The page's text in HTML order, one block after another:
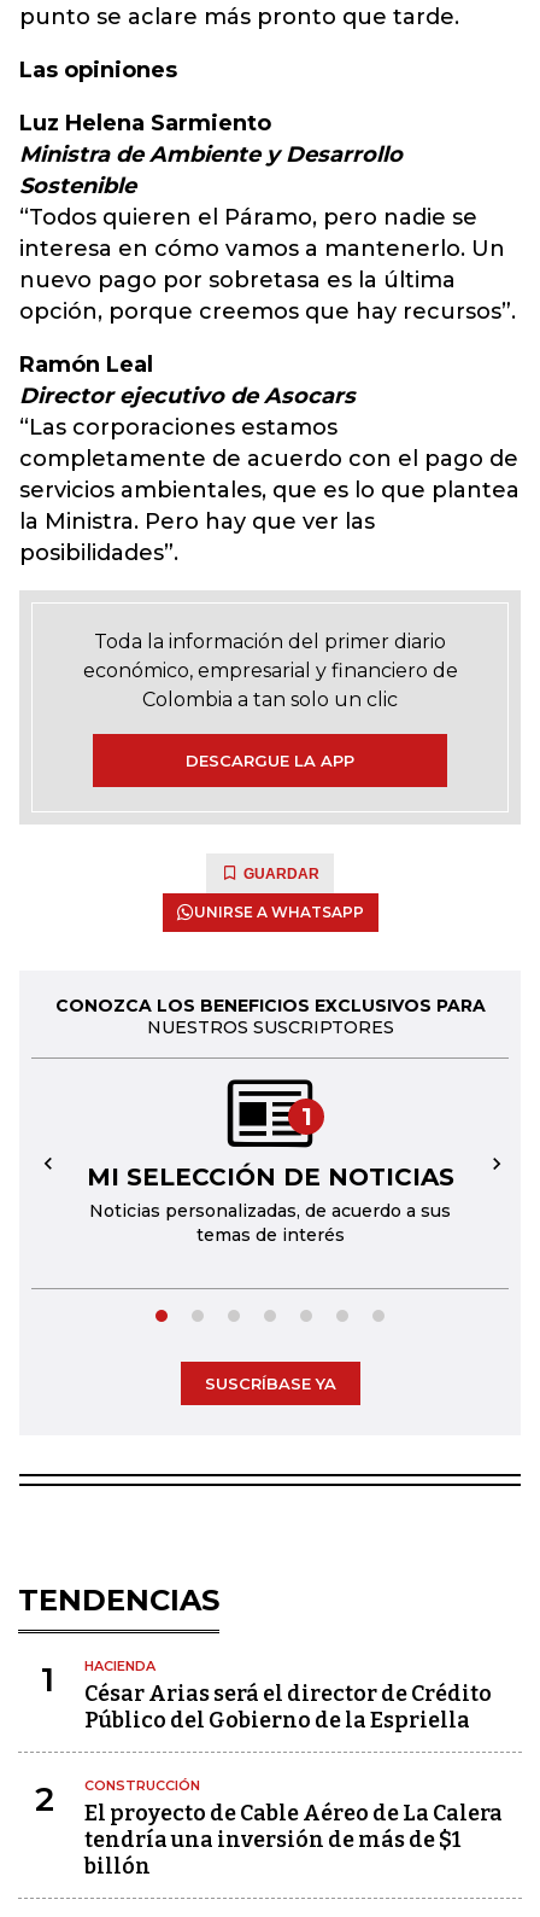
punto se aclare más pronto que tarde.
Las opiniones
Luz Helena Sarmiento
Ministra de Ambiente y Desarrollo
Sostenible
“Todos quieren el Páramo, pero nadie se
interesa en cómo vamos a mantenerlo. Un
nuevo pago por sobretasa es la última
opción, porque creemos que hay recursos”.
Ramón Leal
Director ejecutivo de Asocars
“Las corporaciones estamos
completamente de acuerdo con el pago de
servicios ambientales, que es lo que plantea
la Ministra. Pero hay que ver las
posibilidades”.
Toda la información del primer diario
económico, empresarial y financiero de
Colombia a tan solo un clic
DESCARGUE LA APP
GUARDAR
UNIRSE A WHATSAPP
CONOZCA LOS BENEFICIOS EXCLUSIVOS PARA
NUESTROS SUSCRIPTORES
1
MI SELECCIÓN DE NOTICIAS
Noticias personalizadas, de acuerdo a sus
temas de interés
← →
SUSCRÍBASE YA
TENDENCIAS
1 HACIENDA
César Arias será el director de Crédito
Público del Gobierno de la Espriella
2 CONSTRUCCIÓN
El proyecto de Cable Aéreo de La Calera
tendría una inversión de más de $1
billón